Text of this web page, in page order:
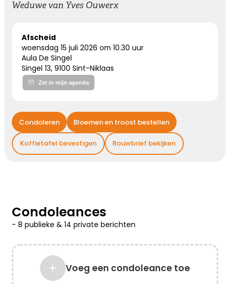
Weduwe van Yves Ouwerx
Afscheid
woensdag 15 juli 2026 om 10.30 uur
Aula De Singel
Singel 13, 9100 Sint-Niklaas
Condoleren Bloemen en troost bestellen
Koffietafel bevestigen Rouwbrief bekijken
Condoleances
- 8 publieke & 14 private berichten
Voeg een condoleance toe
Nooit meer hier, maar altijd bij ons.
Kies dit gedicht
Gedachten bij jou
We willen je even zeggen dat we aan je denken,
Waar rouw is, is liefde. Waar liefde is, geven
herinneringen voor altijd troost